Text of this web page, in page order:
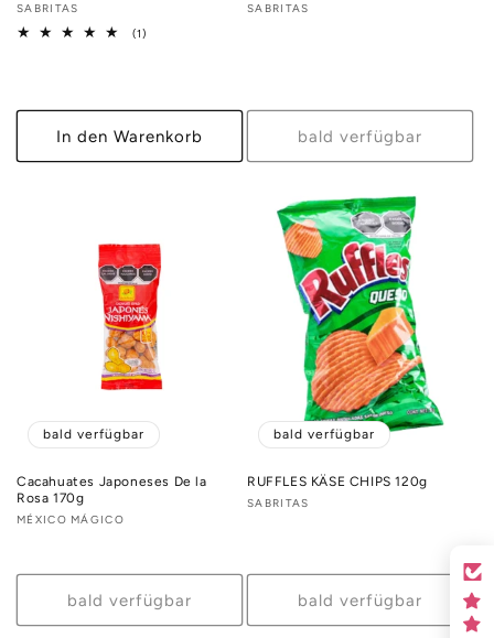
Anbieter:
SABRITAS
(1)
In den Warenkorb
Anbieter:
SABRITAS
bald verfügbar
bald verfügbar
Cacahuates Japoneses De la
Rosa 170g
Anbieter:
MÉXICO MÁGICO
bald verfügbar
bald verfügbar
RUFFLES KÄSE CHIPS 120g
Anbieter:
SABRITAS
bald verfügbar